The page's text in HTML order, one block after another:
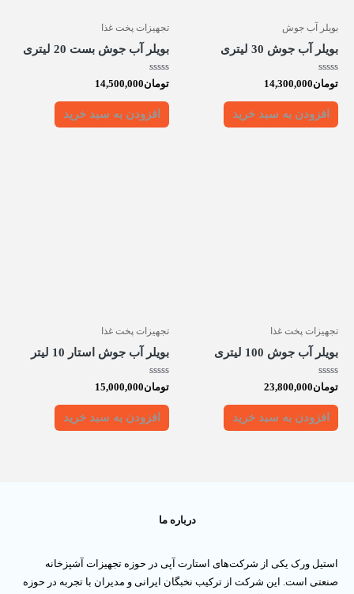
بویلر آب جوش
بویلر آب جوش 30 لیتری
امتیاز
0
از
تومان14,300,000
افزودن به سبد خرید
تجهیزات پخت غذا
بویلر آب جوش بست 20 لیتری
امتیاز
0
از
تومان14,500,000
افزودن به سبد خرید
تجهیزات پخت غذا
بویلر آب جوش 100 لیتری
امتیاز
0
از
تومان23,800,000
افزودن به سبد خرید
تجهیزات پخت غذا
بویلر آب جوش استار 10 لیتر
امتیاز
0
از
تومان15,000,000
افزودن به سبد خرید
درباره ما
استیل ورک یکی از شرکت‌های استارت آپی در حوزه تجهیزات آشپزخانه
صنعتی است. این شرکت از ترکیب نخبگان ایرانی و مدیران با تجربه در حوزه